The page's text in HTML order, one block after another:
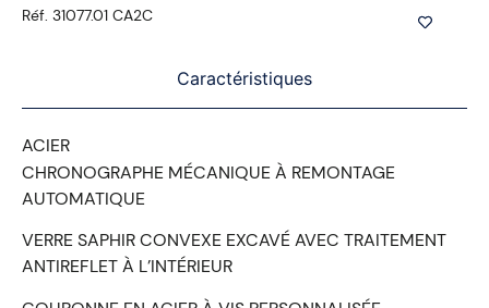
Réf. 31077.01 CA2C
Caractéristiques
ACIER
CHRONOGRAPHE MÉCANIQUE À REMONTAGE
AUTOMATIQUE
VERRE SAPHIR CONVEXE EXCAVÉ AVEC TRAITEMENT
ANTIREFLET À L’INTÉRIEUR